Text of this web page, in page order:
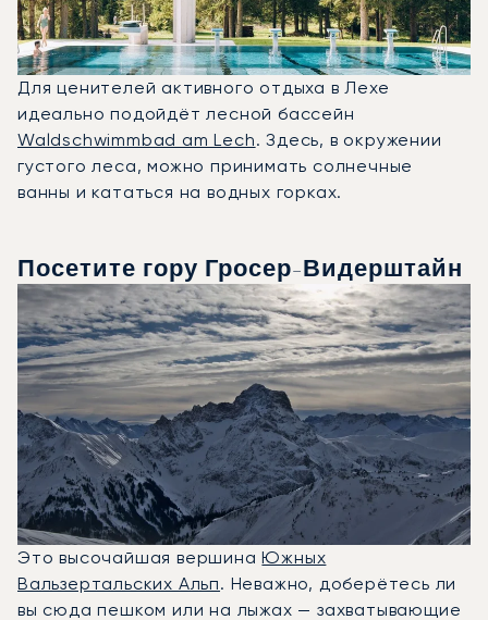
Для ценителей активного отдыха в Лехе
идеально подойдёт лесной бассейн
Waldschwimmbad am Lech. Здесь, в окружении
густого леса, можно принимать солнечные
ванны и кататься на водных горках.
Посетите гору Гросер-Видерштайн
Это высочайшая вершинаЮжных
Вальзертальских Альп. Неважно, доберётесь ли
вы сюда пешком или на лыжах — захватывающие